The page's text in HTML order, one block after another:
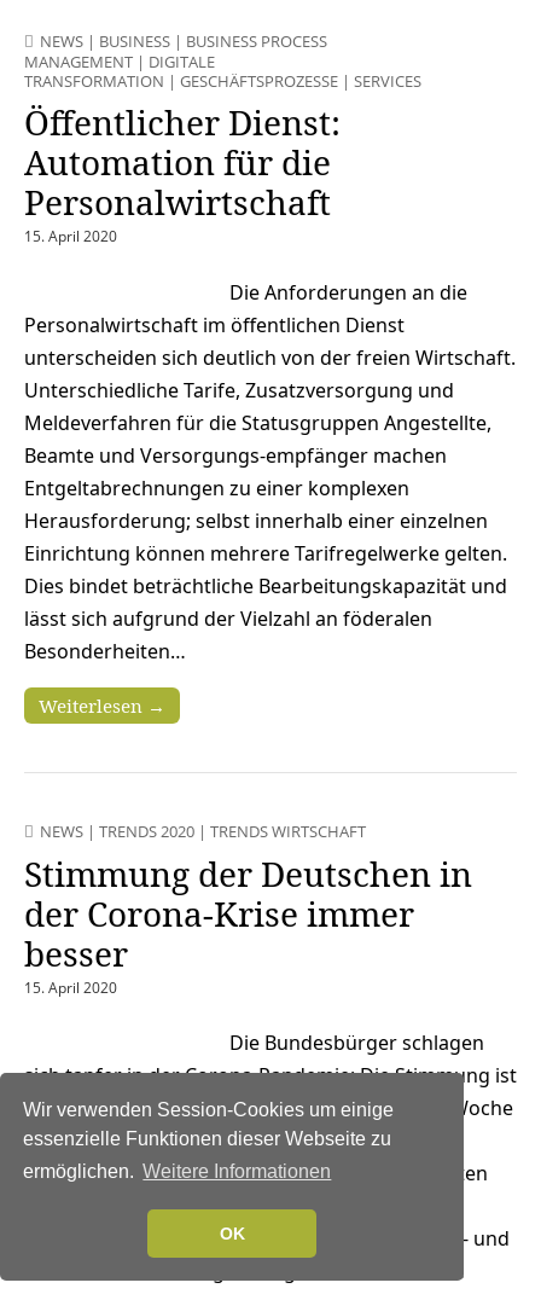
Wir verwenden Session-Cookies um einige
essenzielle Funktionen dieser Webseite zu
ermöglichen. Weitere Informationen
OK
NEWS | BUSINESS | BUSINESS PROCESS
MANAGEMENT | DIGITALE
TRANSFORMATION | GESCHÄFTSPROZESSE | SERVICES
Öffentlicher Dienst:
Automation für die
Personalwirtschaft
15. April 2020
Die Anforderungen an die
Personalwirtschaft im öffentlichen Dienst
unterscheiden sich deutlich von der freien Wirtschaft.
Unterschiedliche Tarife, Zusatzversorgung und
Meldeverfahren für die Statusgruppen Angestellte,
Beamte und Versorgungs-empfänger machen
Entgeltabrechnungen zu einer komplexen
Herausforderung; selbst innerhalb einer einzelnen
Einrichtung können mehrere Tarifregelwerke gelten.
Dies bindet beträchtliche Bearbeitungskapazität und
lässt sich aufgrund der Vielzahl an föderalen
Besonderheiten…
Weiterlesen →
NEWS | TRENDS 2020 | TRENDS WIRTSCHAFT
Stimmung der Deutschen in
der Corona-Krise immer
besser
15. April 2020
Die Bundesbürger schlagen
sich tapfer in der Corona-Pandemie: Die Stimmung ist
überwiegend positiv – und wird von Woche zu Woche
immer noch ein bisschen besser. Das ergibt die
Analyse von 1,45 Millionen Aussagen in den letzten
sechs Wochen zu Corona im deutschsprachigen
Internet, die das IMWF Institut für Management- und
Wirtschaftsforschung durchgeführt hat. In der…